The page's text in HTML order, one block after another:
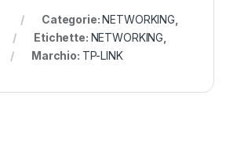
Categorie:NETWORKING
Etichette: NETWORKING
Marchio: TP-LINK